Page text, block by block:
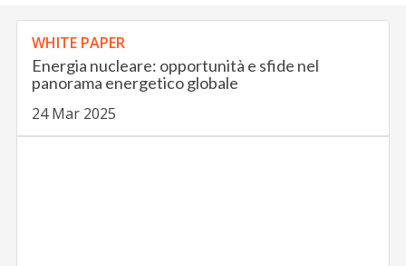
WHITE PAPER
Energia nucleare: opportunità e sfide nel
panorama energetico globale
24 Mar 2025